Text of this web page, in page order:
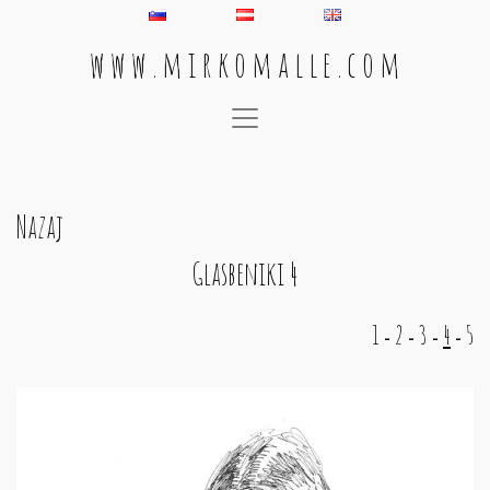
w w w . m i r k o m a l l e . c o m
Main Navigation
Nazaj
Glasbeniki 4
1 - 2 - 3 - 4 - 5